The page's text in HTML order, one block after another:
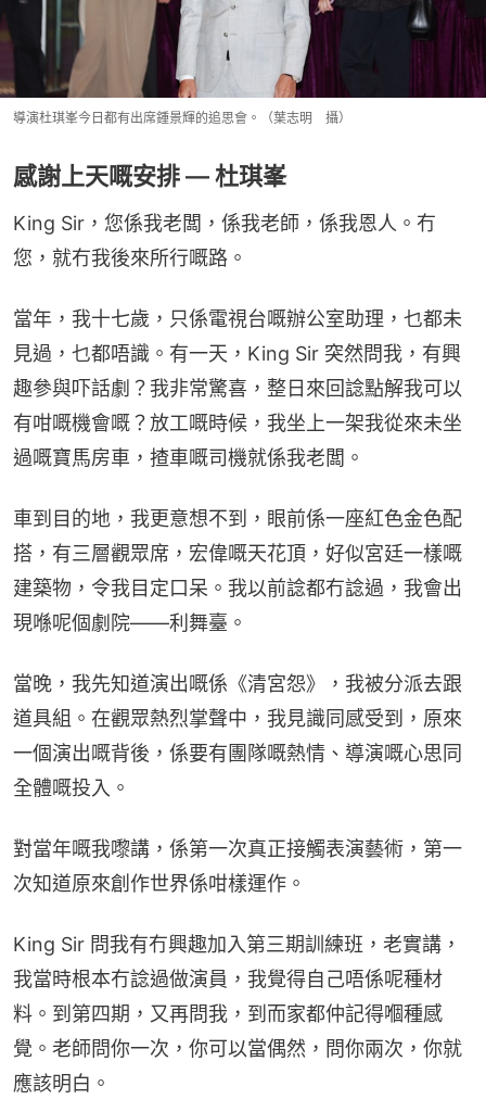
導演杜琪峯今日都有出席鍾景輝的追思會。（葉志明 攝）
感謝上天嘅安排 — 杜琪峯
King Sir，您係我老闆，係我老師，係我恩人。冇
您，就冇我後來所行嘅路。
當年，我十七歲，只係電視台嘅辦公室助理，乜都未
見過，乜都唔識。有一天，King Sir 突然問我，有興
趣參與吓話劇？我非常驚喜，整日來回諗點解我可以
有咁嘅機會嘅？放工嘅時候，我坐上一架我從來未坐
過嘅寶馬房車，揸車嘅司機就係我老闆。
車到目的地，我更意想不到，眼前係一座紅色金色配
搭，有三層觀眾席，宏偉嘅天花頂，好似宮廷一樣嘅
建築物，令我目定口呆。我以前諗都冇諗過，我會出
現喺呢個劇院——利舞臺。
當晚，我先知道演出嘅係《清宮怨》，我被分派去跟
道具組。在觀眾熱烈掌聲中，我見識同感受到，原來
一個演出嘅背後，係要有團隊嘅熱情、導演嘅心思同
全體嘅投入。
對當年嘅我嚟講，係第一次真正接觸表演藝術，第一
次知道原來創作世界係咁樣運作。
King Sir 問我有冇興趣加入第三期訓練班，老實講，
我當時根本冇諗過做演員，我覺得自己唔係呢種材
料。到第四期，又再問我，到而家都仲記得嗰種感
覺。老師問你一次，你可以當偶然，問你兩次，你就
應該明白。